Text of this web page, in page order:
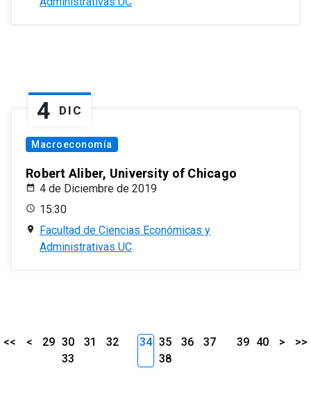
4 DIC
Macroeconomía
Robert Aliber, University of Chicago
4 de Diciembre de 2019
15:30
Facultad de Ciencias Económicas y
Administrativas UC
<< < 29 30 31
32
33
34 35 36
37
38
39 40 > >>